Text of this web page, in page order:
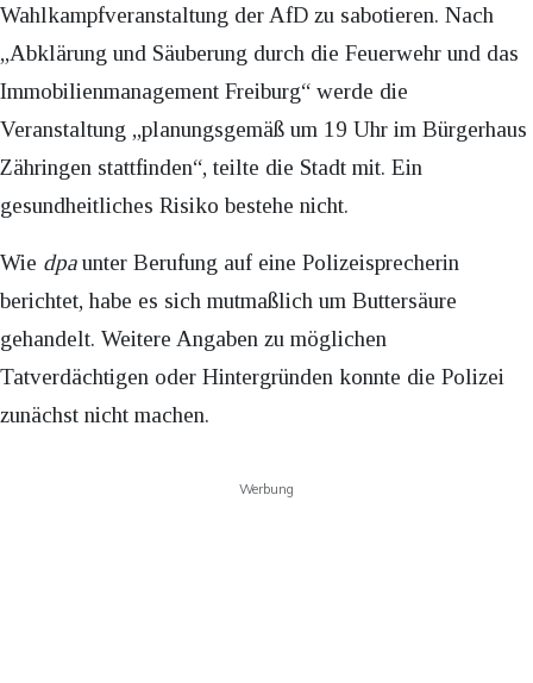
Wahlkampfveranstaltung der AfD zu sabotieren. Nach
„Abklärung und Säuberung durch die Feuerwehr und das
Immobilienmanagement Freiburg“ werde die
Veranstaltung „planungsgemäß um 19 Uhr im Bürgerhaus
Zähringen stattfinden“, teilte die Stadt mit. Ein
gesundheitliches Risiko bestehe nicht.
Wie dpaunter Berufung auf eine Polizeisprecherin
berichtet, habe es sich mutmaßlich um Buttersäure
gehandelt. Weitere Angaben zu möglichen
Tatverdächtigen oder Hintergründen konnte die Polizei
zunächst nicht machen.
Werbung